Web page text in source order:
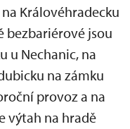
Královéhradecku
bezbariérové jsou
u Nechanic, na
na zámku
provoz a na
výtah na hradě